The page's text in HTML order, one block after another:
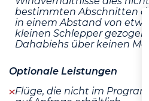
bestimmten Abschnitten
in einem Abstand von
kleinen Schlepper gezogen
Dahabiehs über keinen
Optionale Leistungen
Flüge, die nicht im